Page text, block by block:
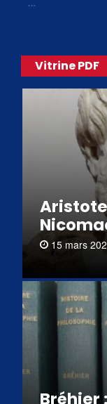
Vitrine PDF
15 mars
Bréhier